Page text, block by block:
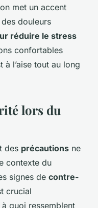
met un accent
douleurs
réduire le stress
confortables
l’aise tout au long
lors du
des précautions ne
contexte du
signes de contre-
crucial
quoi ressemblent